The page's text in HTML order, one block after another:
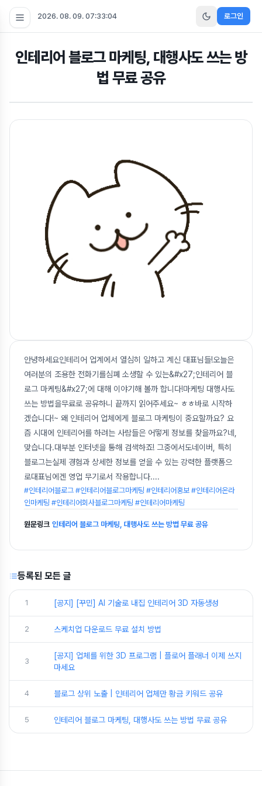
2026. 08. 09. 07:33:04 로그인
인테리어 블로그 마케팅, 대행사도 쓰는 방
법 무료 공유
안녕하세요인테리어 업계에서 열심히 일하고 계신 대표님들!오늘은
여러분의 조용한 전화기를심폐 소생할 수 있는&#x27;인테리어 블
로그 마케팅&#x27;에 대해 이야기해 볼까 합니다!마케팅 대행사도
쓰는 방법을무료로 공유하니 끝까지 읽어주세요~ ㅎㅎ바로 시작하
겠습니다!~ 왜 인테리어 업체에게 블로그 마케팅이 중요할까요? 요
즘 시대에 인테리어를 하려는 사람들은 어떻게 정보를 찾을까요?네,
맞습니다.대부분 인터넷을 통해 검색하죠! 그중에서도네이버, 특히
블로그는실제 경험과 상세한 정보를 얻을 수 있는 강력한 플랫폼으
로대표님에겐 영업 무기로서 작용합니다....
#인테리어블로그 #인테리어블로그마케팅 #인테리어홍보 #인테리어온라
인마케팅 #인테리어회사블로그마케팅 #인테리어마케팅
원문링크 인테리어 블로그 마케팅, 대행사도 쓰는 방법 무료 공유
등록된 모든 글
1 [공지] [꾸민] AI 기술로 내집 인테리어 3D 자동생성
2 스케치업 다운로드 무료 설치 방법
3
[공지] 업체를 위한 3D 프로그램 | 플로어 플래너 이제 쓰지
마세요
4 블로그 상위 노출 | 인테리어 업체만 황금 키워드 공유
5 인테리어 블로그 마케팅, 대행사도 쓰는 방법 무료 공유